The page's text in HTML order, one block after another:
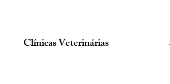
Clínicas Veterinárias